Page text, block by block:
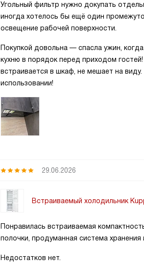
Угольный фильтр нужно докупать
иногда хотелось бы ещё один
освещение рабочей поверхности.
Покупкой довольна — спасла ужин,
кухню в порядок перед приходом
встраивается в шкаф, не мешает на
использовании!
29.06.2026
Встраиваемый холодильник
Понравилась встраиваемая
полочки, продуманная система хранения
Недостатков нет.